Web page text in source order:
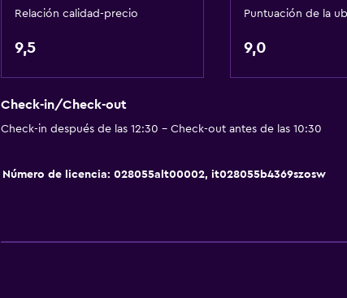
Bidé
Secador de pelo
Papel higiénico
Baño privado
Relación calidad-precio
9,5
Puntuación de la
9,0
Check-in/Check-out
Check-in después de las 12:30 - Check-out antes de las 10:30
Número de licencia: 028055alt00002, it028055b4369szosw